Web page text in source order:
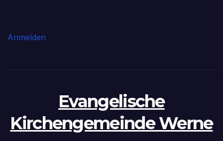
Anmelden
Evangelische
Kirchengemeinde Werne